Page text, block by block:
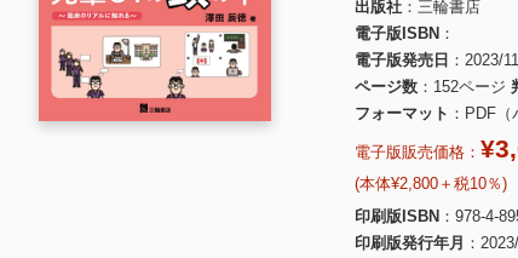
出版社
三輪書店
電子版ISBN
電子版発売日
2023/
ページ数
152ページ
フォーマット
PDF（
電子版販売価格：
(本体¥2,800＋税10％)
印刷版ISBN
978-4-
印刷版発行年月